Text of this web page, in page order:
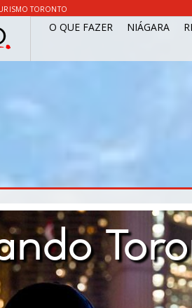
TORONTO
O QUE FAZER NIÁGARA